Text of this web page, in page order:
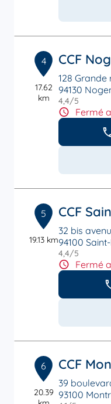
4
17.62
km
CCF
128 Grande
94130
4,4/5
Fermé
5
19.13 km
CCF
32 bis
94100
4,4/5
Fermé
6
20.39
CCF
39
93100